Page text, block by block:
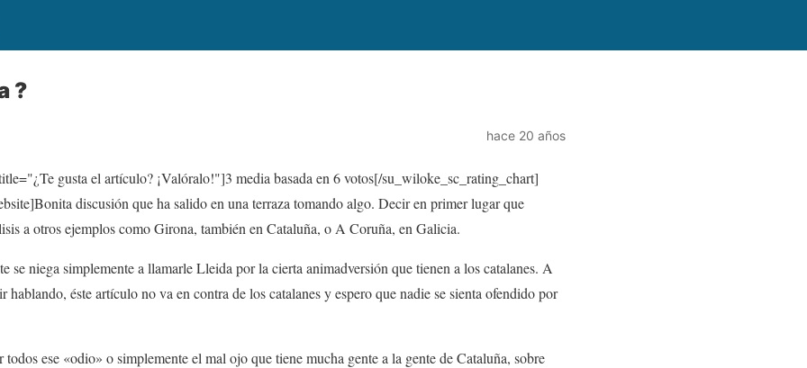
?
hace 20 años
gusta el artículo? ¡Valóralo!"]3 media basada en 6 votos[/su_wiloke_sc_rating_chart]
discusión que ha salido en una terraza tomando algo. Decir en primer lugar que
a otros ejemplos como Girona, también en Cataluña, o A Coruña, en Galicia.
se niega simplemente a llamarle Lleida por la cierta animadversión que tienen a los catalanes. A
hablando, éste artículo no va en contra de los catalanes y espero que nadie se sienta ofendido por
ese «odio» o simplemente el mal ojo que tiene mucha gente a la gente de Cataluña, sobre